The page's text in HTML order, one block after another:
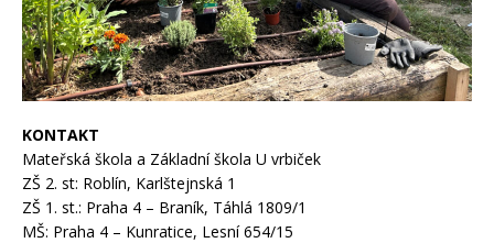
KONTAKT
Mateřská škola a Základní škola U vrbiček
ZŠ 2. st: Roblín, Karlštejnská 1
ZŠ 1. st.: Praha 4 – Braník, Táhlá 1809/1
MŠ: Praha 4 – Kunratice, Lesní 654/15